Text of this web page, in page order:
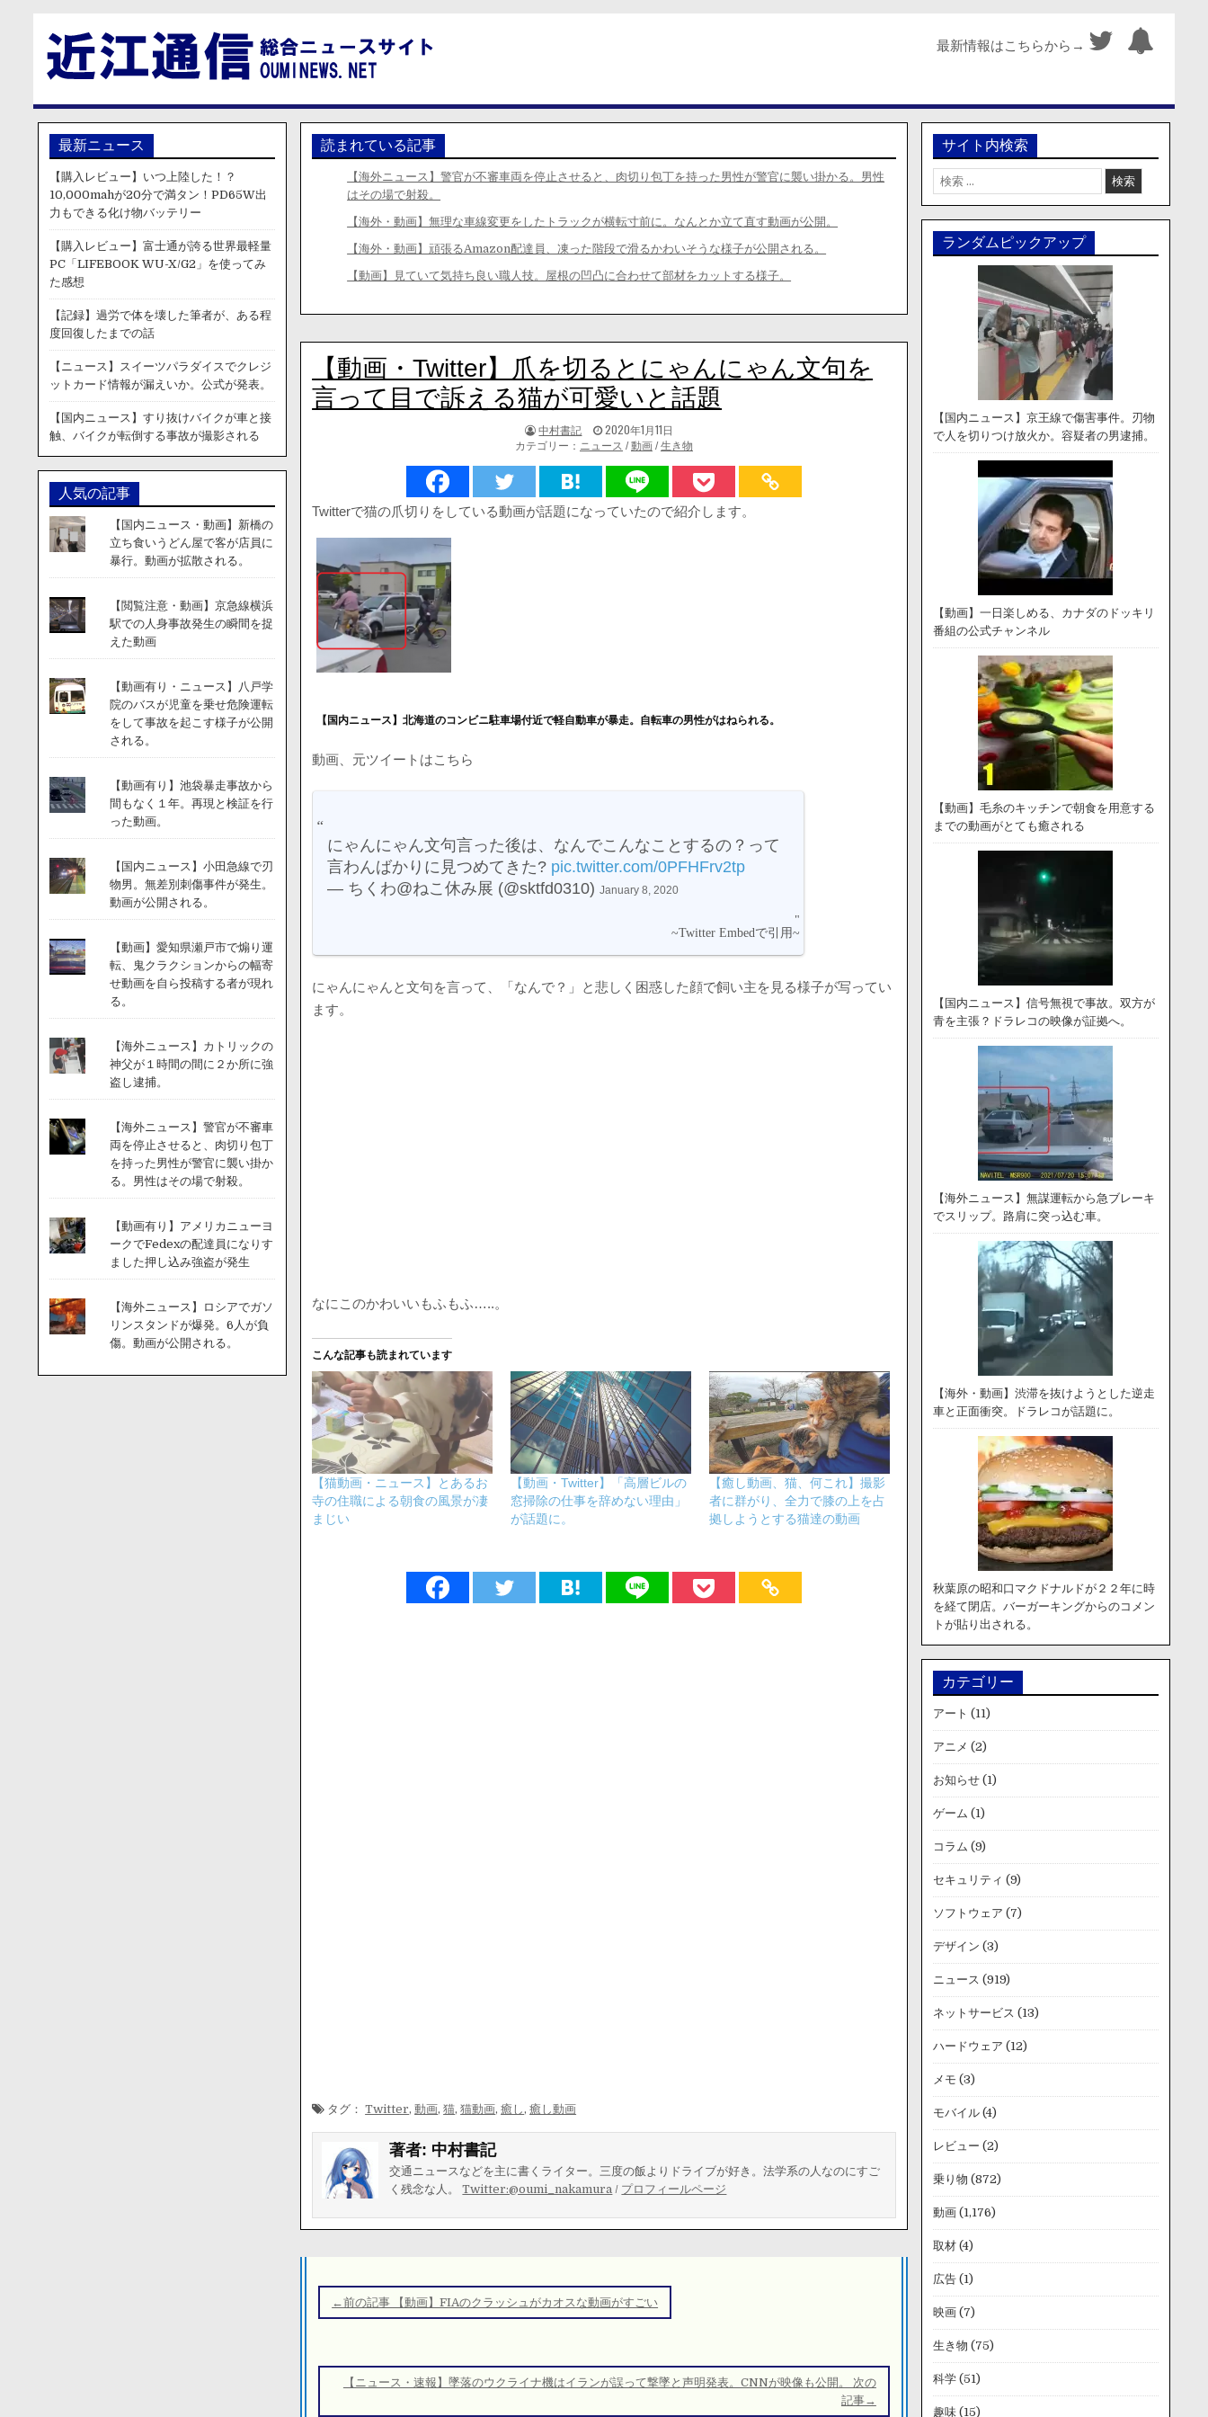
最新情報はこちらから→
読まれている記事
【海外ニュース】警官が不審車両を停止させると、肉切り包丁を持った男性が警官に襲い掛かる。男性
はその場で射殺。
【海外・動画】無理な車線変更をしたトラックが横転寸前に。なんとか立て直す動画が公開。
【海外・動画】頑張るAmazon配達員、凍った階段で滑るかわいそうな様子が公開される。
【動画】見ていて気持ち良い職人技。屋根の凹凸に合わせて部材をカットする様子。
【動画・Twitter】爪を切るとにゃんにゃん文句を
言って目で訴える猫が可愛いと話題
著
者:
中村書記
掲
載
日：
2020年1月11日
カテゴリー： ニュース /動画/生き物
Twitterで猫の爪切りをしている動画が話題になっていたので紹介します。
【国内ニュース】北海道のコンビニ駐車場付近で軽自動車が暴走。自転車の男性がはねられる。
動画、元ツイートはこちら
にゃんにゃん文句言った後は、なんでこんなことするの？って
言わんばかりに見つめてきた? pic.twitter.com/0PFHFrv2tp
— ちくわ@ねこ休み展 (@sktfd0310)January 8, 2020
にゃんにゃんと文句を言って、「なんで？」と悲しく困惑した顔で飼い主を見る様子が写ってい
ます。
なにこのかわいいもふもふ…..。
こんな記事も読まれています
【猫動画・ニュース】とあるお
寺の住職による朝食の風景が凄
まじい
【動画・Twitter】「高層ビルの
窓掃除の仕事を辞めない理由」
が話題に。
【癒し動画、猫、何これ】撮影
者に群がり、全力で膝の上を占
拠しようとする猫達の動画
タグ：Twitter,動画,猫,猫動画,癒し ,癒し動画
著者: 中村書記
交通ニュースなどを主に書くライター。三度の飯よりドライブが好き。法学系の人なのにすご
く残念な人。Twitter:@oumi_nakamura / プロフィールページ
稿
ナ
ゲ
←前の記事 【動画】FIAのクラッシュがカオスな動画がすごい
【ニュース・速報】墜落のウクライナ機はイランが誤って撃墜と声明発表。CNNが映像も公開。 次の
記事→
最新ニュース
【購入レビュー】いつ上陸した！？
10,000mahが20分で満タン！PD65W出
力もできる化け物バッテリー
【購入レビュー】富士通が誇る世界最軽量
PC「LIFEBOOK WU-X/G2」を使ってみ
た感想
【記録】過労で体を壊した筆者が、ある程
度回復したまでの話
【ニュース】スイーツパラダイスでクレジ
ットカード情報が漏えいか。公式が発表。
【国内ニュース】すり抜けバイクが車と接
触、バイクが転倒する事故が撮影される
人気の記事
【国内ニュース・動画】新橋の
立ち食いうどん屋で客が店員に
暴行。動画が拡散される。
【閲覧注意・動画】京急線横浜
駅での人身事故発生の瞬間を捉
えた動画
【動画有り・ニュース】八戸学
院のバスが児童を乗せ危険運転
をして事故を起こす様子が公開
される。
【動画有り】池袋暴走事故から
間もなく１年。再現と検証を行
った動画。
【国内ニュース】小田急線で刃
物男。無差別刺傷事件が発生。
動画が公開される。
【動画】愛知県瀬戸市で煽り運
転、鬼クラクションからの幅寄
せ動画を自ら投稿する者が現れ
る。
【海外ニュース】カトリックの
神父が１時間の間に２か所に強
盗し逮捕。
【海外ニュース】警官が不審車
両を停止させると、肉切り包丁
を持った男性が警官に襲い掛か
る。男性はその場で射殺。
【動画有り】アメリカニューヨ
ークでFedexの配達員になりす
ました押し込み強盗が発生
【海外ニュース】ロシアでガソ
リンスタンドが爆発。6人が負
傷。動画が公開される。
サイト内検索
検
索:
ランダムピックアップ
【国内ニュース】京王線で傷害事件。刃物
で人を切りつけ放火か。容疑者の男逮捕。
【動画】一日楽しめる、カナダのドッキリ
番組の公式チャンネル
【動画】毛糸のキッチンで朝食を用意する
までの動画がとても癒される
【国内ニュース】信号無視で事故。双方が
青を主張？ドラレコの映像が証拠へ。
【海外ニュース】無謀運転から急ブレーキ
でスリップ。路肩に突っ込む車。
【海外・動画】渋滞を抜けようとした逆走
車と正面衝突。ドラレコが話題に。
秋葉原の昭和口マクドナルドが２２年に時
を経て閉店。バーガーキングからのコメン
トが貼り出される。
カテゴリー
アート (11)
アニメ (2)
お知らせ(1)
ゲーム (1)
コラム (9)
セキュリティ (9)
ソフトウェア (7)
デザイン (3)
ニュース (919)
ネットサービス (13)
ハードウェア (12)
メモ (3)
モバイル(4)
レビュー (2)
乗り物 (872)
動画(1,176)
取材(4)
広告(1)
映画(7)
生き物 (75)
科学(51)
趣味(15)